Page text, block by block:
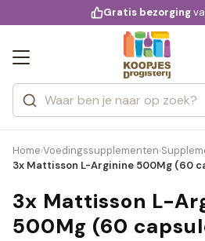
voor 20:00 uur
Gratis bezorging
Zoeken
Categorieën
Merken
Home›Voedingssupplementen›
3x Mattisson L-Arginine 500Mg (60
3x Mattisson L-
500Mg (60